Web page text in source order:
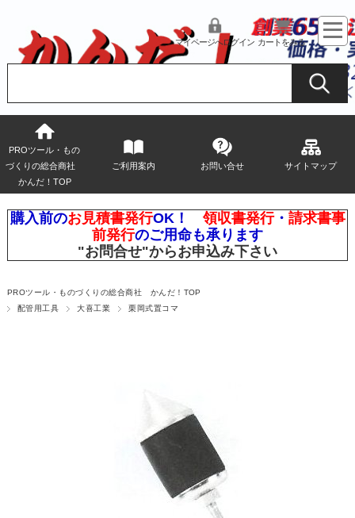
マイページへログイン カートをみる
PROツール・もの
づくりの総合商社
かんだ！TOP
ご利用案内 お問い合せ サイトマップ
購入前のお見積書発行OK！ 領収書発行・ 請求書事
前発行のご用命も承ります
"お問合せ"からお申込み下さい
PROツール・ものづくりの総合商社 かんだ！TOP
配管用工具
大喜工業 栗岡式置コマ